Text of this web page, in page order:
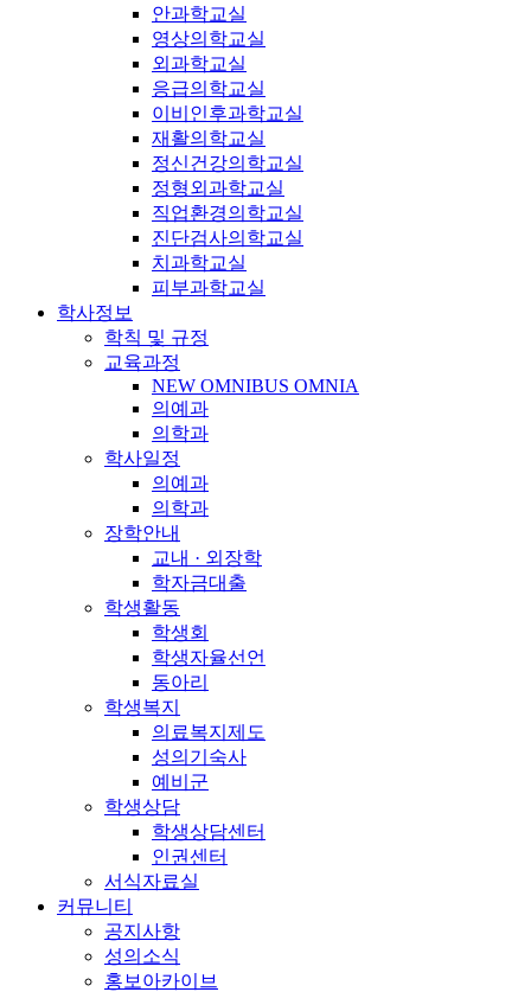
안과학교실
영상의학교실
외과학교실
응급의학교실
이비인후과학교실
재활의학교실
정신건강의학교실
정형외과학교실
직업환경의학교실
진단검사의학교실
치과학교실
피부과학교실
학사정보
학칙 및 규정
교육과정
NEW OMNIBUS OMNIA
의예과
의학과
학사일정
의예과
의학과
장학안내
교내 · 외장학
학자금대출
학생활동
학생회
학생자율선언
동아리
학생복지
의료복지제도
성의기숙사
예비군
학생상담
학생상담센터
인권센터
서식자료실
커뮤니티
공지사항
성의소식
홍보아카이브